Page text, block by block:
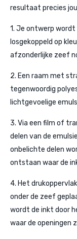
resultaat precies
1. Je ontwerp
losgekoppeld op
afzonderlijke zeef
2. Een raam met
tegenwoordig
lichtgevoelige
3. Via een film of
delen van de
onbelichte delen
ontstaan waar de
4. Het
onder de zeef
wordt de inkt door
waar de openingen